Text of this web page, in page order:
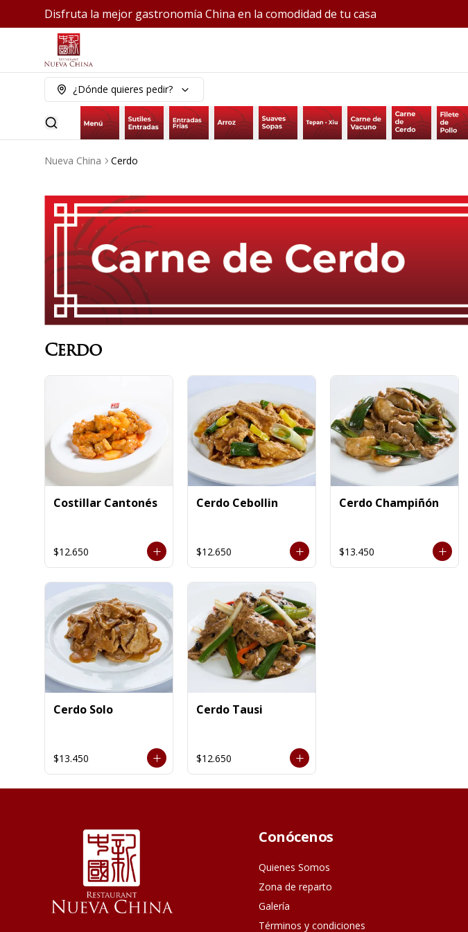
Disfruta la mejor gastronomía China en la comodidad de tu casa
¿Dónde quieres pedir?
Nueva China Cerdo
Cerdo
Costillar Cantonés
$12.650
Cerdo Cebollin
$12.650
Cerdo Champiñón
$13.450
Cerdo Solo
$13.450
Cerdo Tausi
$12.650
Conócenos
Quienes Somos
Zona de reparto
Galería
Términos y condiciones